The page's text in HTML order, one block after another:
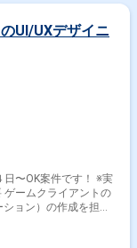
UI/UXデザイニ
〜OK案件です！ ※実
ョン）の作成を担当
メーション） ・ス